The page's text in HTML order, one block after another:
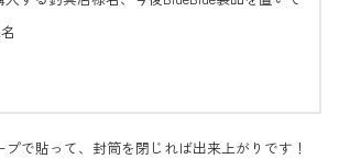
で貼って、封筒を閉じれば出来上がりです！